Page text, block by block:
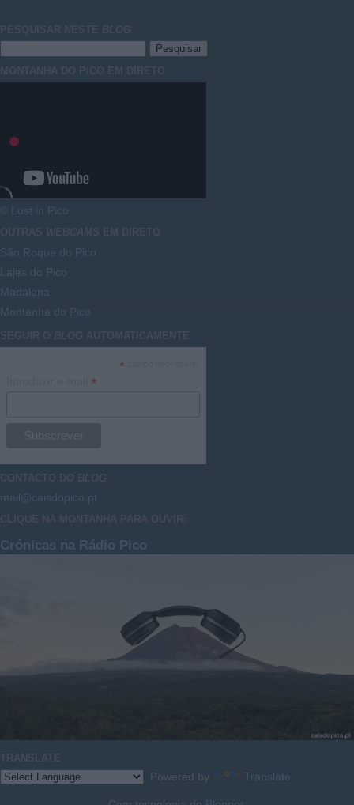
PESQUISAR NESTE BLOG
MONTANHA DO PICO EM DIRETO
© Lost in Pico
OUTRAS WEBCAMS EM DIRETO
São Roque do Pico
Lajes do Pico
Madalena
Montanha do Pico
SEGUIR O BLOG AUTOMATICAMENTE
*
*
CONTACTO DO BLOG
mail@caisdopico.pt
CLIQUE NA MONTANHA PARA OUVIR:
Crónicas na Rádio Pico
TRANSLATE
Powered by Translate